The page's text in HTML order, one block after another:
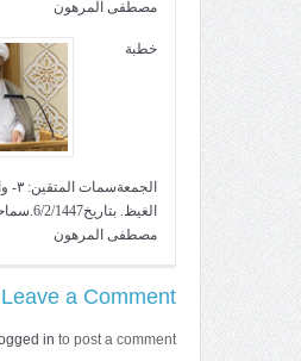
مصطفى المرهون
خطبة
الغيظ.
مصطفى المرهون
Leave a Comment
in to post a comment.